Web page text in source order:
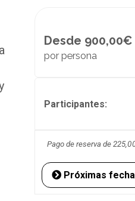
Desde 900,00€
por persona
Participantes:
Pago de reserva de
Próximas